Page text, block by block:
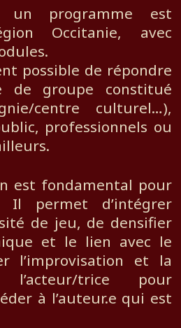
un programme est
Occitanie, avec
possible de répondre
de groupe constitué
centre culturel…),
professionnels ou
est fondamental pour
Il permet d’intégrer
de jeu, de densifier
et le lien avec le
l’improvisation et la
trice pour
à l’auteur.e qui est